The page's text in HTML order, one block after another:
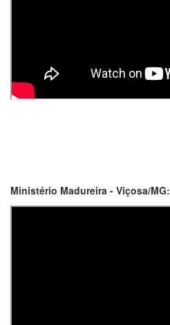
Ministério Madureira - Viçosa/MG: